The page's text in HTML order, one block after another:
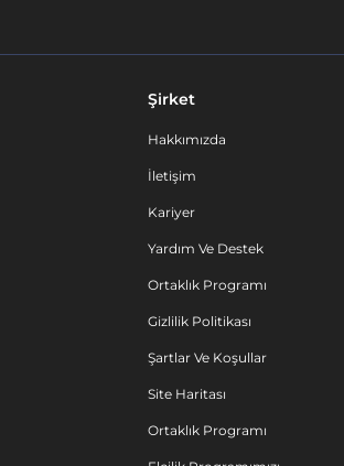
Şirket
Hakkımızda
İletişim
Kariyer
Yardım Ve Destek
Ortaklık Programı
Gizlilik Politikası
Şartlar Ve Koşullar
Site Haritası
Ortaklık Programı